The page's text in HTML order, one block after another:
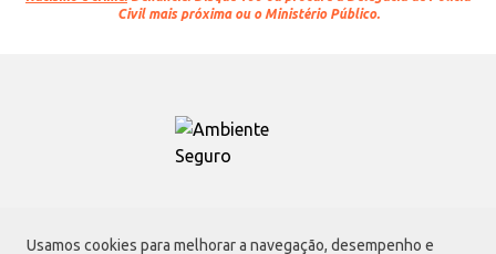
Usamos cookies para melhorar a navegação, desempenho e
Civil mais próxima ou o Ministério Público.
Atacadão S.A.